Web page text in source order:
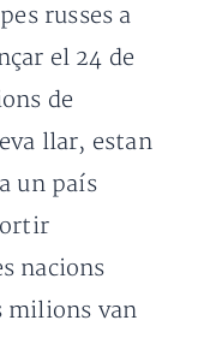
russes a
el 24 de
de
llar, estan
un país
nacions
milions van